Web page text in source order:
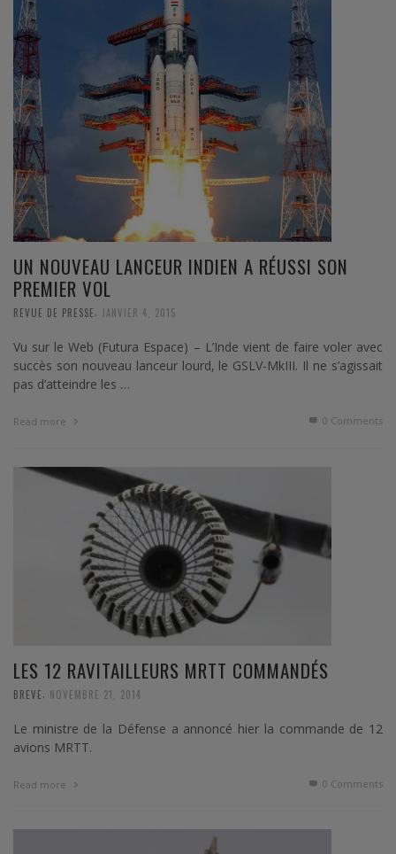
UN NOUVEAU LANCEUR INDIEN A RÉUSSI SON
PREMIER VOL
REVUE DE PRESSE, JANVIER 4, 2015
Vu sur le Web (Futura Espace) – L’Inde vient de faire voler avec
succès son nouveau lanceur lourd, le GSLV-MkIII. Il ne s’agissait
pas d’atteindre les …
Read more 0 Comments
LES 12 RAVITAILLEURS MRTT COMMANDÉS
BREVE NOVEMBRE 21, 2014
Le ministre de la Défense a annoncé hier la commande de 12
avions MRTT.
Read more 0 Comments